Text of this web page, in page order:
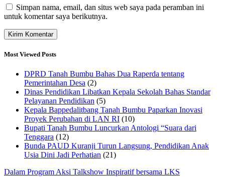
Simpan nama, email, dan situs web saya pada peramban ini
untuk komentar saya berikutnya.
Most Viewed Posts
DPRD Tanah Bumbu Bahas Dua Raperda tentang
Pemerintahan Desa (2)
Dinas Pendidikan Libatkan Kepala Sekolah Bahas Standar
Pelayanan Pendidikan (5)
Kepala Bappedalitbang Tanah Bumbu Paparkan Inovasi
Proyek Perubahan di LAN RI (10)
Bupati Tanah Bumbu Luncurkan Antologi “Suara dari
Tenggara (12)
Bunda PAUD Kuranji Turun Langsung, Pendidikan Anak
Usia Dini Jadi Perhatian (21)
Dalam Program Aksi Talkshow Inspiratif bersama LKS